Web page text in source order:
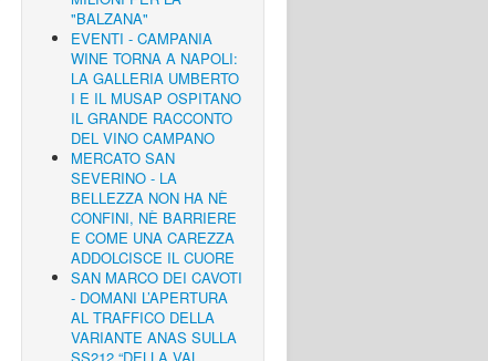
"BALZANA"
EVENTI - CAMPANIA
WINE TORNA A NAPOLI:
LA GALLERIA UMBERTO
I E IL MUSAP OSPITANO
IL GRANDE RACCONTO
DEL VINO CAMPANO
MERCATO SAN
SEVERINO - LA
BELLEZZA NON HA NÈ
CONFINI, NÈ BARRIERE
E COME UNA CAREZZA
ADDOLCISCE IL CUORE
SAN MARCO DEI CAVOTI
- DOMANI L’APERTURA
AL TRAFFICO DELLA
VARIANTE ANAS SULLA